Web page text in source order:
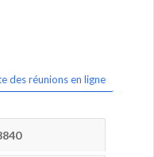
des réunions en ligne